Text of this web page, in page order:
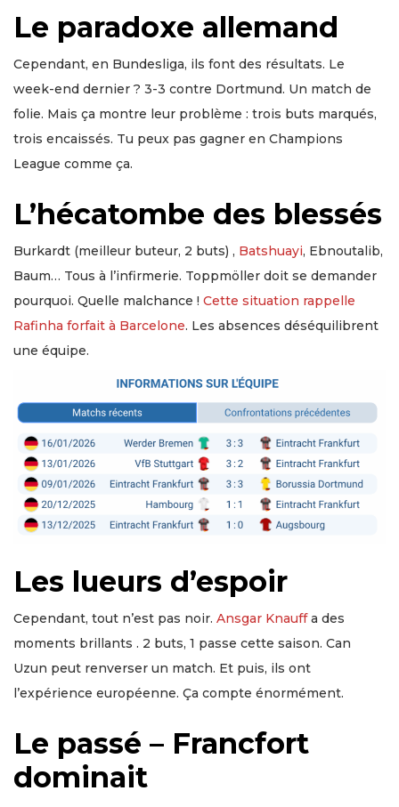
Le paradoxe allemand
Cependant, en Bundesliga, ils font des résultats. Le
week-end dernier ? 3-3 contre Dortmund. Un match de
folie. Mais ça montre leur problème : trois buts marqués,
trois encaissés. Tu peux pas gagner en Champions
League comme ça.
L’hécatombe des blessés
Burkardt (meilleur buteur, 2 buts) , Batshuayi, Ebnoutalib,
Baum… Tous à l’infirmerie. Toppmöller doit se demander
pourquoi. Quelle malchance ! Cette situation rappelle
Rafinha forfait à Barcelone. Les absences déséquilibrent
une équipe.
Les lueurs d’espoir
Cependant, tout n’est pas noir. Ansgar Knauffa des
moments brillants . 2 buts, 1 passe cette saison. Can
Uzun peut renverser un match. Et puis, ils ont
l’expérience européenne. Ça compte énormément.
Le passé – Francfort
dominait